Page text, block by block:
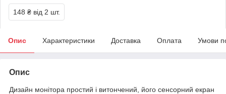
148 ₴ від 2 шт.
Опис Характеристики Доставка Оплата Умови
Опис
Дизайн монітора простий і витончений, його сенсорний екран